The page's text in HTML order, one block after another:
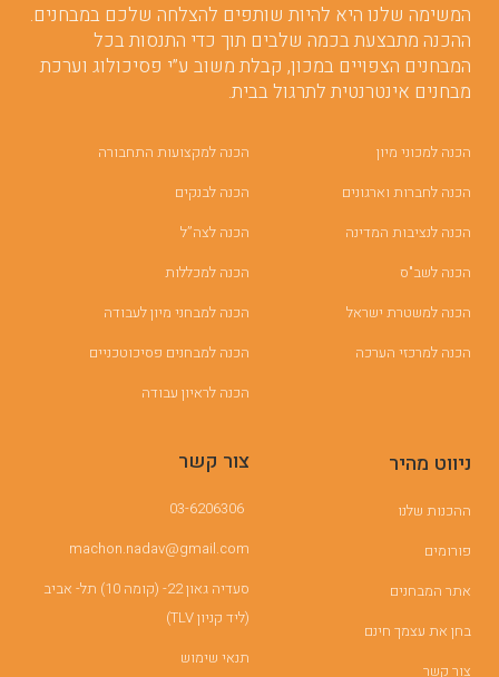
המשימה שלנו היא להיות שותפים להצלחה שלכם במבחנים.
ההכנה מתבצעת בכמה שלבים תוך כדי התנסות בכל
המבחנים הצפויים במכון, קבלת משוב ע”י פסיכולוג וערכת
מבחנים אינטרנטית לתרגול בבית.
הכנה למכוני מיון
הכנה לחברות וארגונים
הכנה לנציבות המדינה
הכנה לשב"ס
הכנה למשטרת ישראל
הכנה למרכזי הערכה
הכנה למקצועות התחבורה
הכנה לבנקים
הכנה לצה”ל
הכנה למכללות
הכנה למבחני מיון לעבודה
הכנה למבחנים פסיכוטכניים
הכנה לראיון עבודה
ניווט מהיר
ההכנות שלנו
פורומים
אתר המבחנים
בחן את עצמך חינם
צור קשר
צור קשר
03-6206306
machon.nadav@gmail.com
סעדיה גאון 22- (קומה 10) תל- אביב
(ליד קניון TLV)
תנאי שימוש